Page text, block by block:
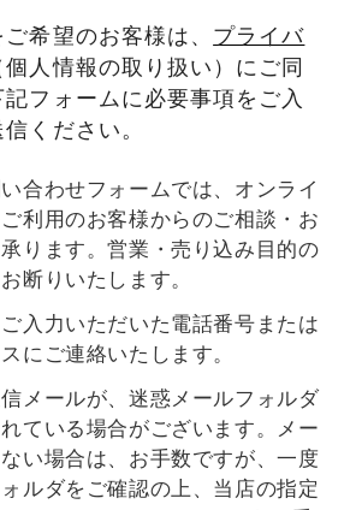
希望のお客様は、 プライバ
個人情報の取り扱い）にご同
フォームに必要事項をご入
ください。
合わせフォームでは、オンライ
利用のお客様からのご相談・お
ります。営業・売り込み目的の
断りいたします。
入力いただいた電話番号または
にご連絡いたします。
メールが、迷惑メールフォルダ
ている場合がございます。メー
い場合は、お手数ですが、一度
ルダをご確認の上、当店の指定